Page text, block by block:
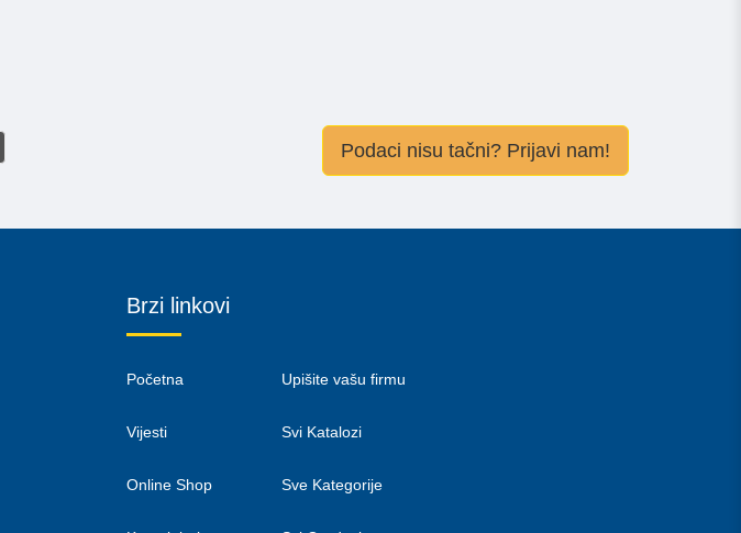
Podaci nisu tačni? Prijavi nam!
Brzi linkovi
Početna
Vijesti
Online Shop
Upišite vašu firmu
Svi Katalozi
Sve Kategorije